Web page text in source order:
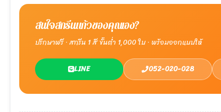
สนใจสกรีนแก้วของคุณเอง?
ปรึกษาฟรี · สกรีน 1 สี ขั้นต่ำ 1,000 ใบ · พร้อมออกแบบให้
LINE 052-020-028